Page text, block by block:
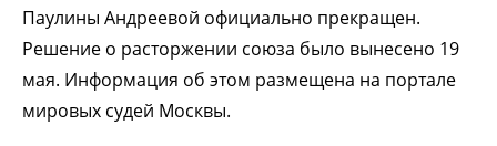
Паулины Андреевой официально прекращен.
Решение о расторжении союза было вынесено 19
мая. Информация об этом размещена на портале
мировых судей Москвы.